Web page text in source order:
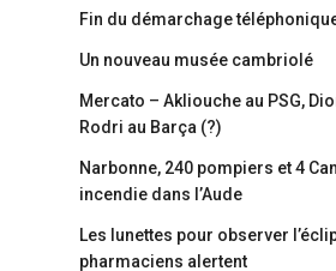
Fin du démarchage
Un nouveau musée cambriolé
Mercato – Akliouche au PSG,
Rodri au Barça (?)
Narbonne, 240 pompiers et 4
incendie dans l’Aude
Les lunettes pour observer
pharmaciens alertent